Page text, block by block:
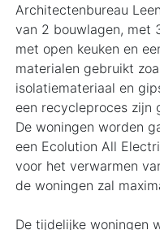
Architectenbureau
van 2 bouwlagen, met
met open keuken en
materialen gebruikt
isolatiemateriaal en
een recycleproces zijn
De woningen worden
een Ecolution All
voor het verwarmen
de woningen zal
De tijdelijke woningen